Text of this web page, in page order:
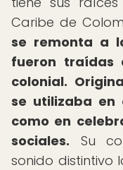
Caribe de
se remonta a
fueron traídas
colonial.
se utilizaba en
como en
sociales. Su
sonido distintivo